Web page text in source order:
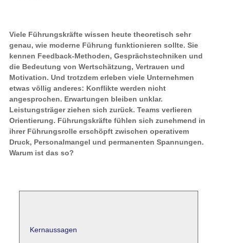
Viele Führungskräfte wissen heute theoretisch sehr
genau, wie moderne Führung funktionieren sollte. Sie
kennen Feedback-Methoden, Gesprächstechniken und
die Bedeutung von Wertschätzung, Vertrauen und
Motivation. Und trotzdem erleben viele Unternehmen
etwas völlig anderes: Konflikte werden nicht
angesprochen. Erwartungen bleiben unklar.
Leistungsträger ziehen sich zurück. Teams verlieren
Orientierung. Führungskräfte fühlen sich zunehmend in
ihrer Führungsrolle erschöpft zwischen operativem
Druck, Personalmangel und permanenten Spannungen.
Warum ist das so?
Kernaussagen